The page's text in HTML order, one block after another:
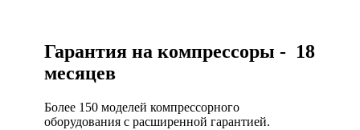
Гарантия на компрессоры - 18
месяцев
Более 150 моделей компрессорного
оборудования с расширенной гарантией.